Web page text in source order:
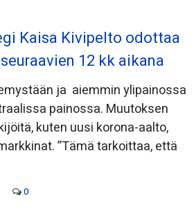
Kaisa Kivipelto odottaa
12 kk aikana
ja aiemmin ylipainossa
painossa. Muutoksen
kuten uusi korona-aalto,
”Tämä tarkoittaa, että
0